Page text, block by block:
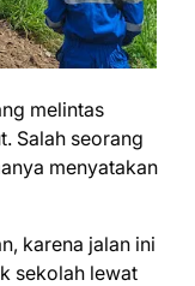
melintas
Salah seorang
menyatakan
karena jalan ini
sekolah lewat